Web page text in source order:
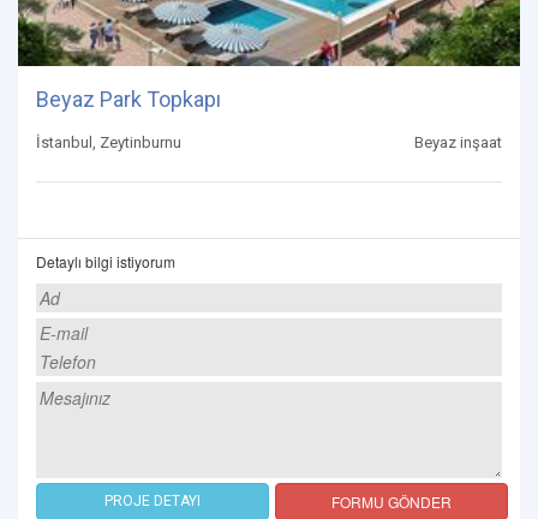
Beyaz Park Topkapı
İstanbul, Zeytinburnu Beyaz inşaat
Detaylı bilgi istiyorum
PROJE DETAYI FORMU GÖNDER